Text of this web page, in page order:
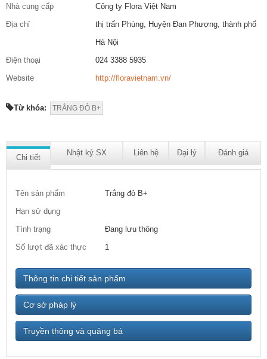
Nhà cung cấp
Công ty Flora Việt Nam
Địa chỉ
thị trấn Phùng, Huyện Đan Phượng, thành phố
Hà Nội
Điện thoại
024 3388 5935
Website
http://floravietnam.vn/
Từ khóa: TRẮNG ĐỎ B+
Chi tiết
Nhật ký SX Liên hệ Đại lý Đánh giá
Tên sản phẩm
Trắng đỏ B+
Hạn sử dụng
Tình trạng
Đang lưu thông
Số lượt đã xác thực
1
Thông tin chi tiết sản phẩm
Cơ sở pháp lý
Truyền thông và quảng bá